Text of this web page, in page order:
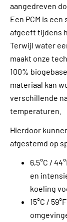
aangedreven
Een PCM is
afgeeft tijdens
Terwijl water
maakt onze
100%
materiaal kan
verschillende
temperaturen.
Hierdoor
afgestemd op
6,5°C /
en
koeling
15°C /